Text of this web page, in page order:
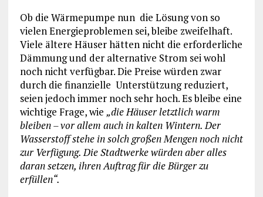
Ob die Wärmepumpe nun die Lösung von so
vielen Energieproblemen sei, bleibe zweifelhaft.
Viele ältere Häuser hätten nicht die erforderliche
Dämmung und der alternative Strom sei wohl
noch nicht verfügbar. Die Preise würden zwar
durch die finanzielle Unterstützung reduziert,
seien jedoch immer noch sehr hoch. Es bleibe eine
wichtige Frage, wie „die Häuser letztlich warm
bleiben – vor allem auch in kalten Wintern. Der
Wasserstoff stehe in solch großen Mengen noch nicht
zur Verfügung. Die Stadtwerke würden aber alles
daran setzen, ihren Auftrag für die Bürger zu
erfüllen“.